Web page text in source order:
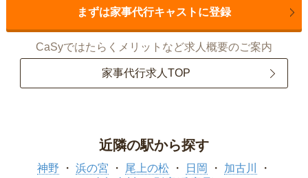
まずは家事代行キャストに登録
CaSyではたらくメリットなど求人概要のご案内
家事代行求人TOP
近隣の駅から探す
神野 浜の宮 尾上の松 日岡
加古川